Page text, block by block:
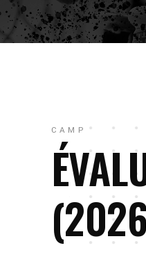
CAMP